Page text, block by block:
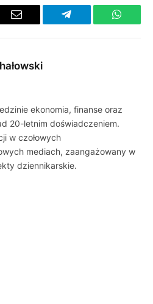
Email Telegram
ekonomia, finanse oraz
20-letnim doświadczeniem.
w czołowych
mediach, zaangażowany w
dziennikarskie.